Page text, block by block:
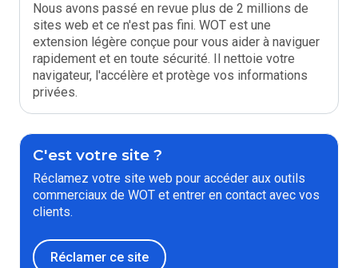
Nous avons passé en revue plus de 2 millions de
sites web et ce n'est pas fini. WOT est une
extension légère conçue pour vous aider à naviguer
rapidement et en toute sécurité. Il nettoie votre
navigateur, l'accélère et protège vos informations
privées.
C'est votre site ?
Réclamez votre site web pour accéder aux outils
commerciaux de WOT et entrer en contact avec vos
clients.
Réclamer ce site